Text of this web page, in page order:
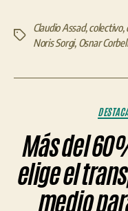
Etiquetas
Claudio Assad,colectivo,
Noris Sorgi, Osnar
Más del
elige el
medio